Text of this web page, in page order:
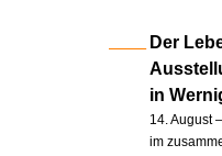
Der
in
14. August
im